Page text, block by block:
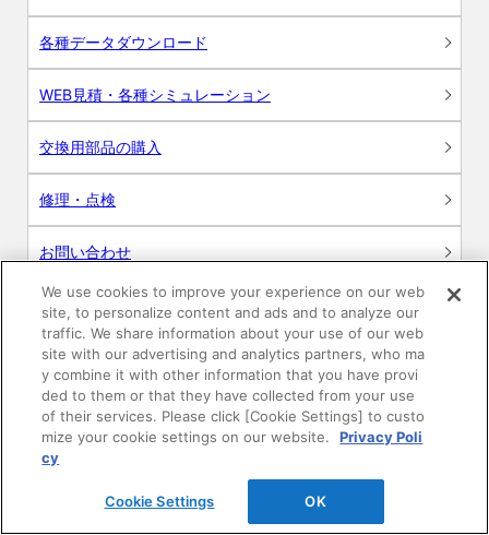
各種データダウンロード
WEB見積・各種シミュレーション
交換用部品の購入
修理・点検
お問い合わせ
ログイン
建築・設計関係者様向けサイト
ユーザー登録サービス
WEB見積システム
収納プランニングソフト
We use cookies to improve your experience on our web
site, to personalize content and ads and to analyze our
traffic. We share information about your use of our web
site with our advertising and analytics partners, who ma
y combine it with other information that you have provi
ded to them or that they have collected from your use
of their services. Please click [Cookie Settings] to custo
mize your cookie settings on our website.
Privacy Poli
cy
Cookie Settings OK